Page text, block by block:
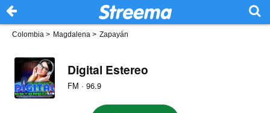
Colombia > Magdalena > Zapayán
Digital Estereo
FM · 96.9